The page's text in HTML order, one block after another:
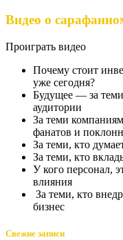
Видео о
Проиграть видео
Почему стоит
уже сегодня?
Будущее — за
аудитории
За теми
фанатов и
За теми, кто
За теми, кто
У кого персонал,
влияния
За теми, кто
бизнес
Свежие записи